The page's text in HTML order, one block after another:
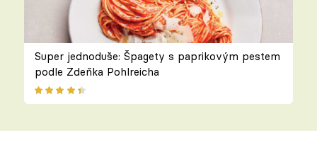
Super jednoduše: Špagety s paprikovým pestem
podle Zdeňka Pohlreicha